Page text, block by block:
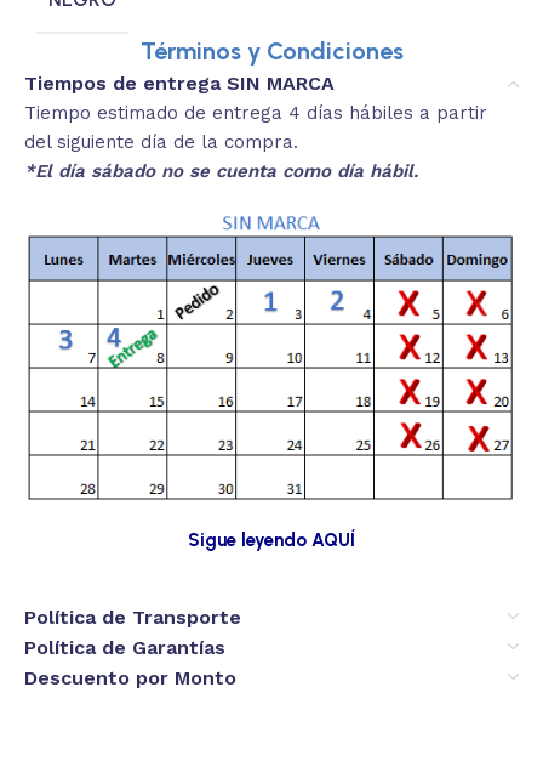
Términos y Condiciones
Tiempos de entrega SIN MARCA
Tiempo estimado de entrega 4 días hábiles a partir
del siguiente día de la compra.
*El día sábado no se cuenta como día hábil.
Sigue leyendo AQUÍ
Política de Transporte
Política de Garantías
Descuento por Monto